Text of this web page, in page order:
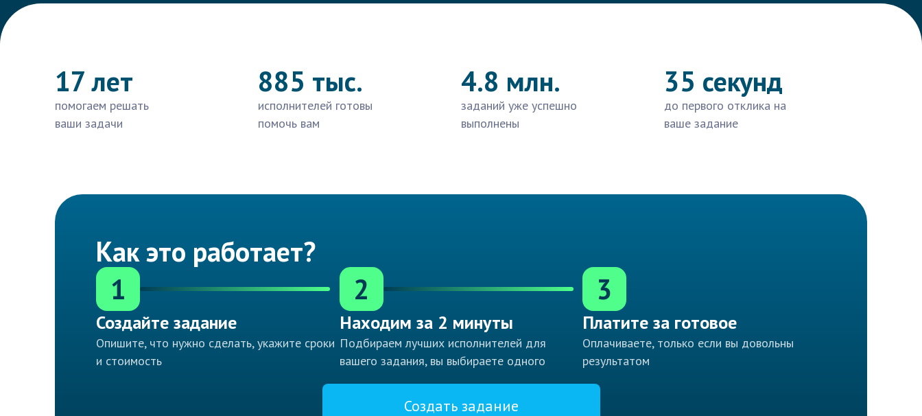
17 лет
помогаем решать
ваши задачи
885 тыс.
исполнителей готовы
помочь вам
4.8 млн.
заданий уже успешно
выполнены
35 секунд
до первого отклика на
ваше задание
Как это работает?
1
Создайте задание
Опишите, что нужно сделать, укажите сроки
и стоимость
2
Находим за 2 минуты
Подбираем лучших исполнителей для
вашего задания, вы выбираете одного
3
Платите за готовое
Оплачиваете, только если вы довольны
результатом
Создать задание